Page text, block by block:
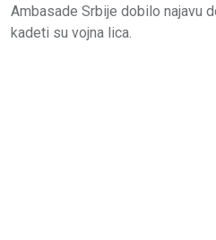
Ambasade Srbije dobilo najavu
kadeti su vojna lica.